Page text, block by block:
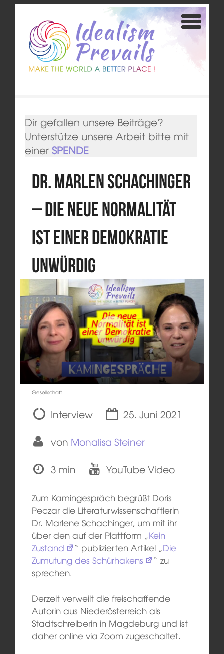
Dir gefallen unsere Beiträge?
Unterstütze unsere Arbeit bitte mit
einer SPENDE
Dr. Marlen Schachinger
– Die neue Normalität
ist einer Demokratie
unwürdig
Gesellschaft
Interview
25. Juni 2021
von Monalisa Steiner
3 min
YouTube Video
Zum Kamingespräch begrüßt Doris
Peczar die Literaturwissenschaftlerin
Dr. Marlene Schachinger, um mit ihr
über den auf der Plattform „Kein
Zustand
“ publizierten Artikel „Die
Zumutung des Schürhakens
“ zu
sprechen.
Derzeit verweilt die freischaffende
Autorin aus Niederösterreich als
Stadtschreiberin in Magdeburg und ist
daher online via Zoom zugeschaltet.